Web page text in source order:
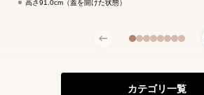
高さ91.0cm（蓋を開けた状態）
カテゴリ一覧